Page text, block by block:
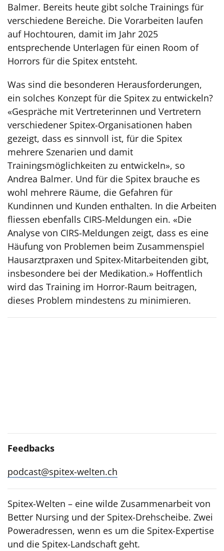
Balmer. Bereits heute gibt solche Trainings für
verschiedene Bereiche. Die Vorarbeiten laufen
auf Hochtouren, damit im Jahr 2025
entsprechende Unterlagen für einen Room of
Horrors für die Spitex entsteht.
Was sind die besonderen Herausforderungen,
ein solches Konzept für die Spitex zu entwickeln?
«Gespräche mit Vertreterinnen und Vertretern
verschiedener Spitex-Organisationen haben
gezeigt, dass es sinnvoll ist, für die Spitex
mehrere Szenarien und damit
Trainingsmöglichkeiten zu entwickeln», so
Andrea Balmer. Und für die Spitex brauche es
wohl mehrere Räume, die Gefahren für
Kundinnen und Kunden enthalten. In die Arbeiten
fliessen ebenfalls CIRS-Meldungen ein. «Die
Analyse von CIRS-Meldungen zeigt, dass es eine
Häufung von Problemen beim Zusammenspiel
Hausarztpraxen und Spitex-Mitarbeitenden gibt,
insbesondere bei der Medikation.» Hoffentlich
wird das Training im Horror-Raum beitragen,
dieses Problem mindestens zu minimieren.
Feedbacks
podcast@spitex-welten.ch
Spitex-Welten – eine wilde Zusammenarbeit von
Better Nursing und der Spitex-Drehscheibe. Zwei
Poweradressen, wenn es um die Spitex-Expertise
und die Spitex-Landschaft geht.